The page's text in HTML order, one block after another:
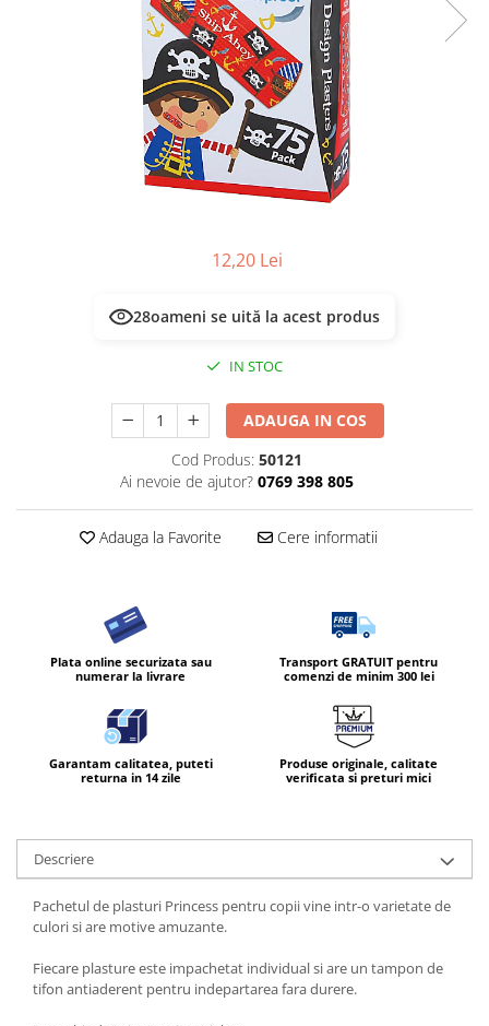
Masca & Gel de par
Servetele Umede & Uscate
12,20 Lei
28oameni se uită la acest produs
IN STOC
ADAUGA IN COS
Cod Produs: 50121
Ai nevoie de ajutor? 0769 398 805
Adauga la Favorite Cere informatii
Plata online securizata sau
numerar la livrare
Transport GRATUIT pentru
comenzi de minim 300 lei
Garantam calitatea, puteti
returna in 14 zile
Produse originale, calitate
verificata si preturi mici
Descriere
Pachetul de plasturi Princess pentru copii vine intr-o varietate de
culori si are motive amuzante.
Fiecare plasture este impachetat individual si are un tampon de
tifon antiaderent pentru indepartarea fara durere.